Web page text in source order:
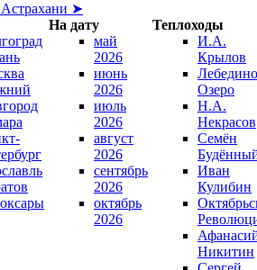
➤
На дату
Теплоходы
май
2026
июнь
2026
июль
2026
август
2026
сентябрь
2026
октябрь
2026
И.А.
Крылов
Озеро
Н.А.
Некрасов
Семён
Иван
Кулибин
Никитин